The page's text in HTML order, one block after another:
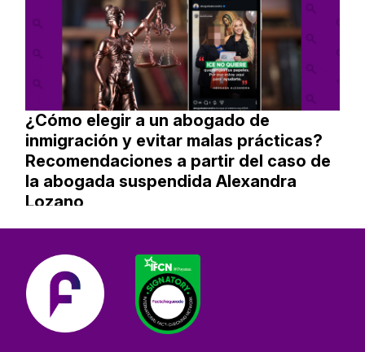
¿Cómo elegir a un abogado de
inmigración y evitar malas prácticas?
Recomendaciones a partir del caso de
la abogada suspendida Alexandra
Lozano